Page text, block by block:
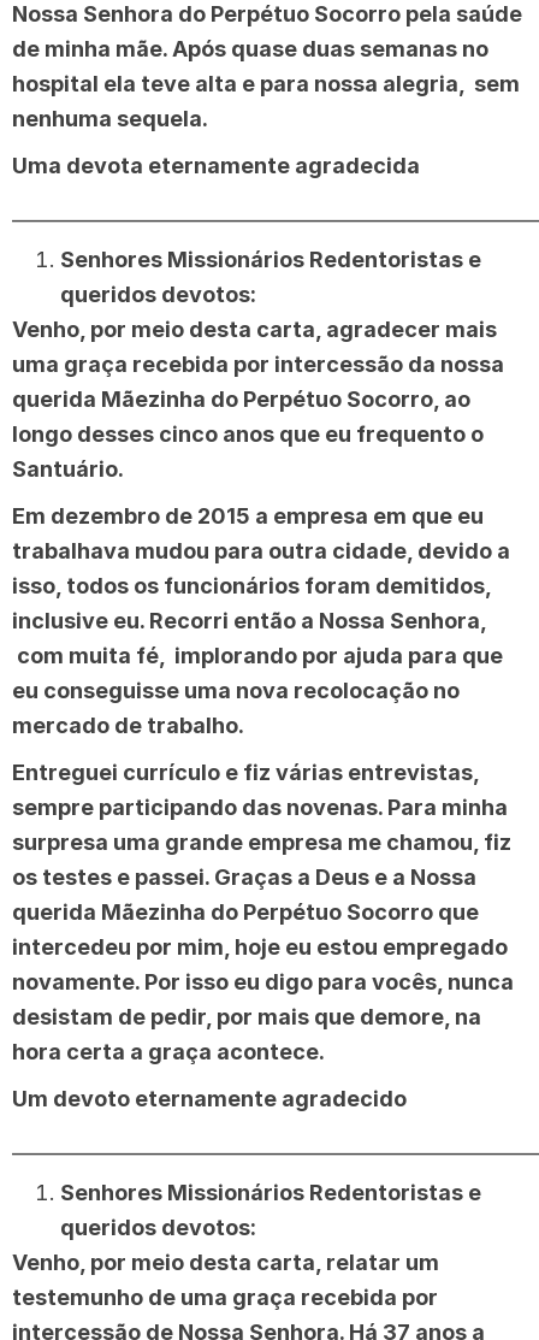
Nossa Senhora do Perpétuo Socorro pela saúde
de minha mãe. Após quase duas semanas no
hospital ela teve alta e para nossa alegria, sem
nenhuma sequela.
Uma devota eternamente agradecida
Senhores Missionários Redentoristas e
queridos devotos:
Venho, por meio desta carta, agradecer mais
uma graça recebida por intercessão da nossa
querida Mãezinha do Perpétuo Socorro, ao
longo desses cinco anos que eu frequento o
Santuário.
Em dezembro de 2015 a empresa em que eu
trabalhava mudou para outra cidade, devido a
isso, todos os funcionários foram demitidos,
inclusive eu. Recorri então a Nossa Senhora,
com muita fé, implorando por ajuda para que
eu conseguisse uma nova recolocação no
mercado de trabalho.
Entreguei currículo e fiz várias entrevistas,
sempre participando das novenas. Para minha
surpresa uma grande empresa me chamou, fiz
os testes e passei. Graças a Deus e a Nossa
querida Mãezinha do Perpétuo Socorro que
intercedeu por mim, hoje eu estou empregado
novamente. Por isso eu digo para vocês, nunca
desistam de pedir, por mais que demore, na
hora certa a graça acontece.
Um devoto eternamente agradecido
Senhores Missionários Redentoristas e
queridos devotos:
Venho, por meio desta carta, relatar um
testemunho de uma graça recebida por
intercessão de Nossa Senhora. Há 37 anos a